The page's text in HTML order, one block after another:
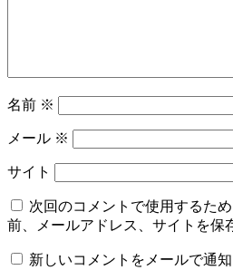
名前 ※
メール ※
サイト
次回のコメントで使用するた
前、メールアドレス、サイトを保
新しいコメントをメールで通知